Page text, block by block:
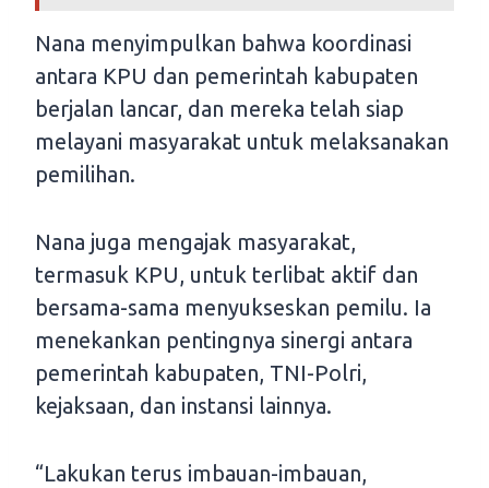
Nana menyimpulkan bahwa koordinasi
antara KPU dan pemerintah kabupaten
berjalan lancar, dan mereka telah siap
melayani masyarakat untuk melaksanakan
pemilihan.
Nana juga mengajak masyarakat,
termasuk KPU, untuk terlibat aktif dan
bersama-sama menyukseskan pemilu. Ia
menekankan pentingnya sinergi antara
pemerintah kabupaten, TNI-Polri,
kejaksaan, dan instansi lainnya.
“Lakukan terus imbauan-imbauan,